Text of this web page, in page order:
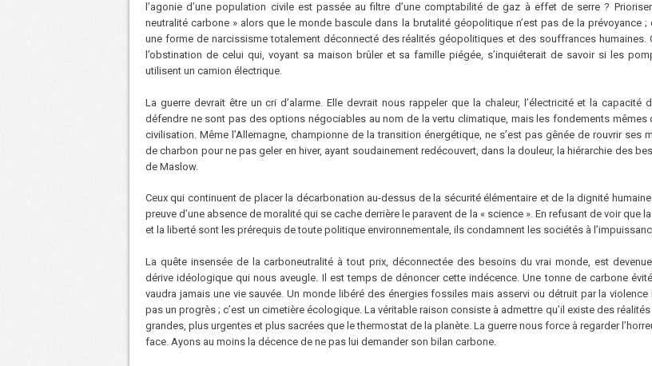
l’agonie d’une population civile est passée au filtre d’une comptabilité de gaz à effet de serre ?
neutralité carbone » alors que le monde bascule dans la brutalité géopolitique n’est pas de la prévoyance ;
une forme de narcissisme totalement déconnecté des réalités géopolitiques et des souffrances humaines.
l’obstination de celui qui, voyant sa maison brûler et sa famille piégée, s’inquiéterait de savoir si les
utilisent un camion électrique.
La guerre devrait être un cri d’alarme. Elle devrait nous rappeler que la chaleur, l’électricité et la capacité
défendre ne sont pas des options négociables au nom de la vertu climatique, mais les fondements mêmes
civilisation. Même l’Allemagne, championne de la transition énergétique, ne s’est pas gênée de rouvrir ses
de charbon pour ne pas geler en hiver, ayant soudainement redécouvert, dans la douleur, la hiérarchie des
de Maslow.
Ceux qui continuent de placer la décarbonation au-dessus de la sécurité élémentaire et de la dignité
preuve d’une absence de moralité qui se cache derrière le paravent de la « science ». En refusant de voir que
et la liberté sont les prérequis de toute politique environnementale, ils condamnent les sociétés à
La quête insensée de la carboneutralité à tout prix, déconnectée des besoins du vrai monde, est
dérive idéologique qui nous aveugle. Il est temps de dénoncer cette indécence. Une tonne de carbone
vaudra jamais une vie sauvée. Un monde libéré des énergies fossiles mais asservi ou détruit par la violence
pas un progrès ; c’est un cimetière écologique. La véritable raison consiste à admettre qu’il existe des
grandes, plus urgentes et plus sacrées que le thermostat de la planète. La guerre nous force à regarder
face. Ayons au moins la décence de ne pas lui demander son bilan carbone.